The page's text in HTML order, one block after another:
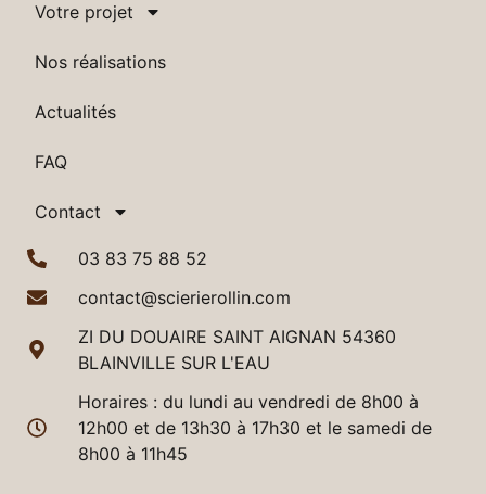
Votre projet
Nos réalisations
Actualités
FAQ
Contact
03 83 75 88 52
contact@scierierollin.com
ZI DU DOUAIRE SAINT AIGNAN 54360
BLAINVILLE SUR L'EAU
Horaires : du lundi au vendredi de 8h00 à
12h00 et de 13h30 à 17h30 et le samedi de
8h00 à 11h45